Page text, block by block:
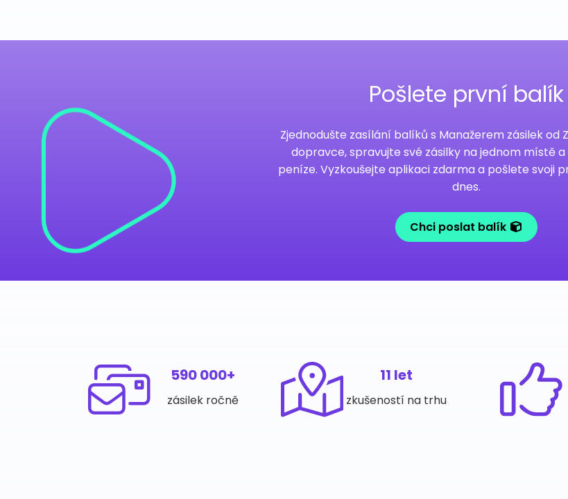
Pošlete první balík
Zjednodušte zasílání balíků s Manažerem zásilek od
dopravce, spravujte své zásilky na jednom místě
peníze. Vyzkoušejte aplikaci zdarma a pošlete svoji
dnes.
Chci poslat balík
590 000+
zásilek ročně
11 let
zkušeností na trhu